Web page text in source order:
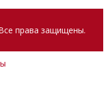
права защищены.